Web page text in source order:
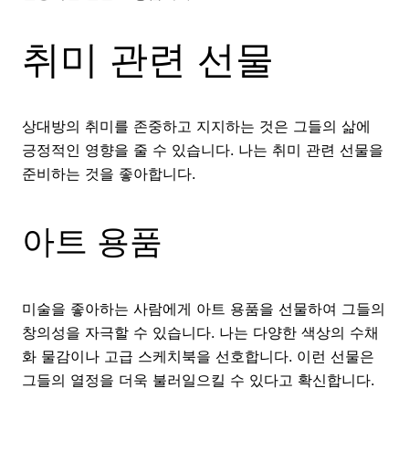
취미 관련 선물
상대방의 취미를 존중하고 지지하는 것은 그들의 삶에
긍정적인 영향을 줄 수 있습니다. 나는 취미 관련 선물을
준비하는 것을 좋아합니다.
아트 용품
미술을 좋아하는 사람에게 아트 용품을 선물하여 그들의
창의성을 자극할 수 있습니다. 나는 다양한 색상의 수채
화 물감이나 고급 스케치북을 선호합니다. 이런 선물은
그들의 열정을 더욱 불러일으킬 수 있다고 확신합니다.